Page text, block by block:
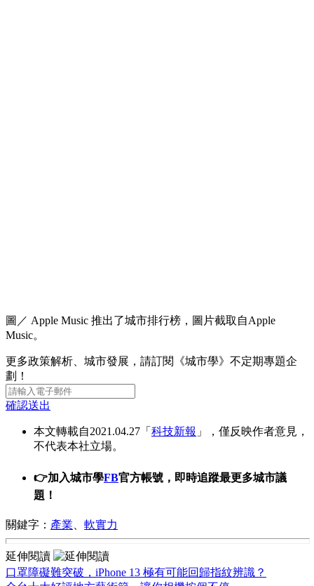
圖／ Apple Music 推出了城市排行榜，圖片截取自Apple
Music。
更多政策解析、城市發展，請訂閱《城市學》不定期專題企
劃！
確認送出
本文轉載自2021.04.27「 科技新報 」，僅反映作者意見，
不代表本社立場。
👉加入城市學FB官方帳號，即時追蹤最更多城市議
題！
關鍵字： 產業 軟實力
延伸閱讀
口罩障礙難突破，iPhone 13 極有可能回歸指紋辨識？